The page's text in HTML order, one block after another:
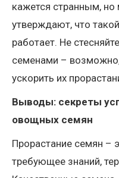
кажется странным,
утверждают, что
работает. Не
семенами –
ускорить их
Выводы: секреты
овощных семян
Прорастание семян –
требующее знаний,